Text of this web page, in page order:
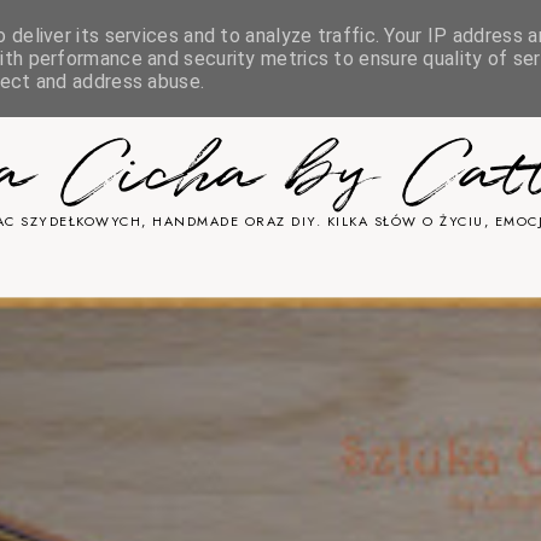
COOKIES
Cicha by
SZYDEŁKOWYCH, HANDMADE ORAZ DIY. KILKA SŁÓW O ŻYCIU,
its services and to analyze traffic. Your IP address
performance and security metrics to ensure quality of
and address abuse.